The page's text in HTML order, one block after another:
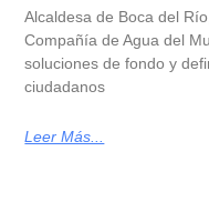
Alcaldesa de Boca del
Compañía de Agua del
soluciones de fondo y
ciudadanos
Leer Más...